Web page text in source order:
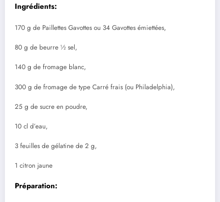
Ingrédients:
170 g de Paillettes Gavottes ou 34 Gavottes émiettées,
80 g de beurre ½ sel,
140 g de fromage blanc,
300 g de fromage de type Carré frais (ou Philadelphia),
25 g de sucre en poudre,
10 cl d’eau,
3 feuilles de gélatine de 2 g,
1 citron jaune
Préparation: